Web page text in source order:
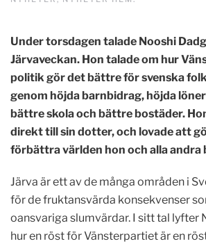
Under torsdagen talade Nooshi
Järvaveckan. Hon talade om hur
politik gör det bättre för svenska
genom höjda barnbidrag, höjda
bättre skola och bättre bostäder.
direkt till sin dotter, och lovade att
förbättra världen hon och alla andra
Järva är ett av de många områden i
för de fruktansvärda konsekvenser
oansvariga slumvärdar. I sitt tal lyfter
hur en röst för Vänsterpartiet är en